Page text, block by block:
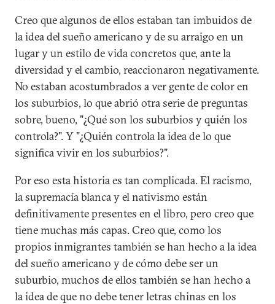
Creo que algunos de ellos estaban tan imbuidos de
la idea del sueño americano y de su arraigo en un
lugar y un estilo de vida concretos que, ante la
diversidad y el cambio, reaccionaron negativamente.
No estaban acostumbrados a ver gente de color en
los suburbios, lo que abrió otra serie de preguntas
sobre, bueno, "¿Qué son los suburbios y quién los
controla?". Y "¿Quién controla la idea de lo que
significa vivir en los suburbios?".
Por eso esta historia es tan complicada. El racismo,
la supremacía blanca y el nativismo están
definitivamente presentes en el libro, pero creo que
tiene muchas más capas. Creo que, como los
propios inmigrantes también se han hecho a la idea
del sueño americano y de cómo debe ser un
suburbio, muchos de ellos también se han hecho a
la idea de que no debe tener letras chinas en los